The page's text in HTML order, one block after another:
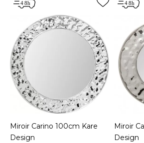
Miroir Carino 100cm Kare
Design
Miroir
Design